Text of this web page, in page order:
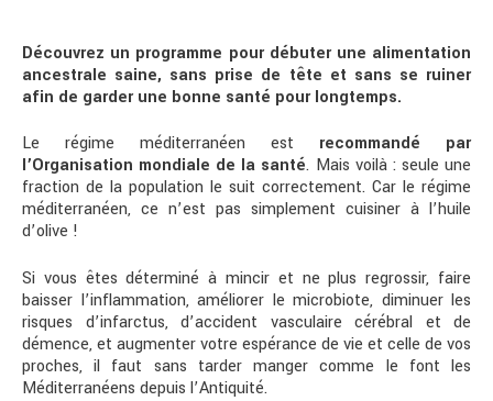
Découvrez un programme pour débuter une alimentation
ancestrale saine, sans prise de tête et sans se ruiner
afin de garder une bonne santé pour longtemps.
Le régime méditerranéen est recommandé par
l’Organisation mondiale de la santé. Mais voilà : seule une
fraction de la population le suit correctement. Car le régime
méditerranéen, ce n’est pas simplement cuisiner à l’huile
d’olive !
Si vous êtes déterminé à mincir et ne plus regrossir, faire
baisser l’inflammation, améliorer le microbiote, diminuer les
risques d’infarctus, d’accident vasculaire cérébral et de
démence, et augmenter votre espérance de vie et celle de vos
proches, il faut sans tarder manger comme le font les
Méditerranéens depuis l’Antiquité.